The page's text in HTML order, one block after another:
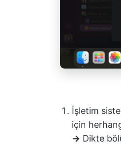
İşletim
için
→ Dikte